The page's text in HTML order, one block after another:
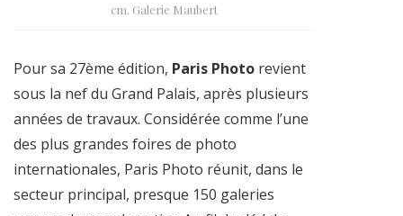
cm. Galerie Maubert
Pour sa 27ème édition, Paris Photo revient
sous la nef du Grand Palais, après plusieurs
années de travaux. Considérée comme l’une
des plus grandes foires de photo
internationales, Paris Photo réunit, dans le
secteur principal, presque 150 galeries